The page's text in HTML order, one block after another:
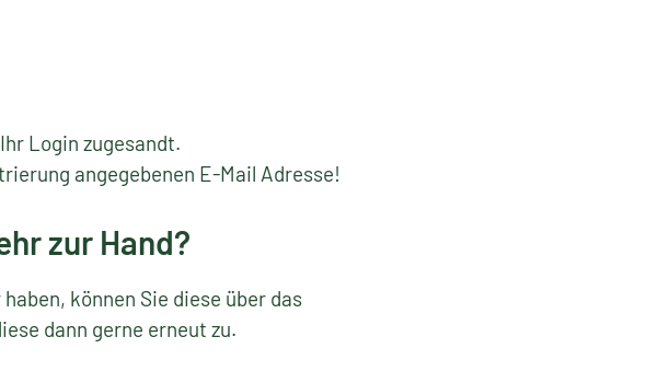
Login zugesandt.
angegebenen E-Mail Adresse!
zur Hand?
können Sie diese über das
dann gerne erneut zu.